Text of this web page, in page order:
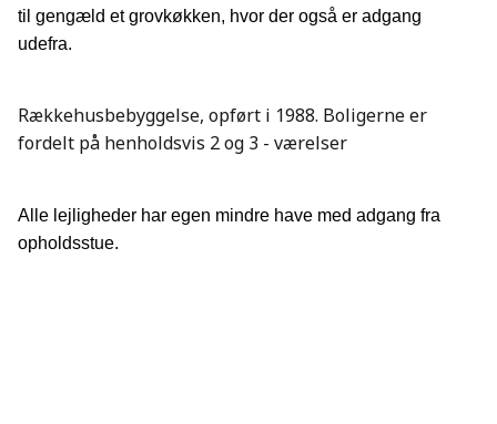
til gengæld et grovkøkken, hvor der også er adgang
udefra.
Rækkehusbebyggelse, opført i 1988. Boligerne er
fordelt på henholdsvis 2 og 3 - værelser
Alle lejligheder har egen mindre have med adgang fra
opholdsstue.